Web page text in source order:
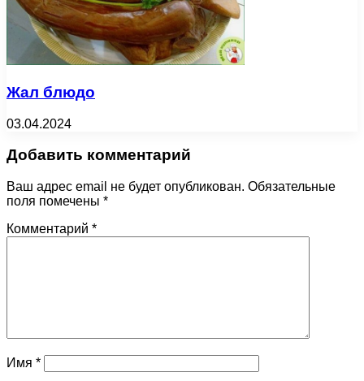
Жал блюдо
03.04.2024
Добавить комментарий
Ваш адрес email не будет опубликован. Обязательные
поля помечены *
Комментарий *
Имя *